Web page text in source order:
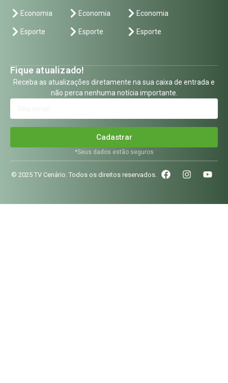
Economia
Esporte
Economia
Esporte
Economia
Esporte
Fique atualizado!
Receba as atualizações diretamente na sua caixa de entrada e
não perca nenhuma notícia importante.
Cadastrar
*Seus dados estão seguros
© 2025 TV Cenário. Todos os direitos reservados.